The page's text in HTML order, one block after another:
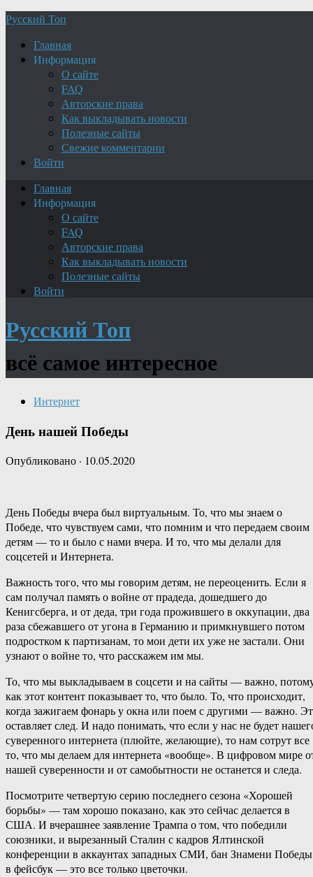
Русский Топ
Главная
Информация
О сайте
FAQ
Авторские права
Как выкладывать новости
Полезные сайты
Свежие комментарии
Войти
Главная
Информация
О сайте
FAQ
Авторские права
Как выкладывать новости
Полезные сайты
Войти
Русский Топ
всё самое интересное
Интернет
День нашей Победы
Опубликовано · 10.05.2020
День Победы вчера был виртуальным. То, что мы знаем о
Победе, что чувствуем сами, что помним и что передаем своим
детям — то и было с нами вчера. И то, что мы делали для
соцсетей и Интернета.
Важность того, что мы говорим детям, не переоценить. Если я
сам получал память о войне от прадеда, дошедшего до
Кенигсберга, и от деда, три года прожившего в оккупации, два
раза сбежавшего от угона в Германию и примкнувшего потом
подростком к партизанам, то мои дети их уже не застали. Они
узнают о войне то, что расскажем им мы.
То, что мы выкладываем в соцсети и на сайты — важно,
как этот контент показывает то, что было. То, что происходит,
когда зажигаем фонарь у окна или поем с другими — важно.
оставляет след. И надо понимать, что если у нас не будет
суверенного интернета (плюйте, желающие), то нам сотрут все
то, что мы делаем для интернета «вообще». В цифровом мире
нашей суверенности и от самобытности не останется и следа.
Посмотрите четвертую серию последнего сезона «Хорошей
борьбы» — там хорошо показано, как это сейчас делается в
США. И вчерашнее заявление Трампа о том, что победили
союзники, и вырезанный Сталин с кадров Ялтинской
конференции в аккаунтах западных СМИ, бан Знамени Победы
в фейсбук — это все только цветочки.